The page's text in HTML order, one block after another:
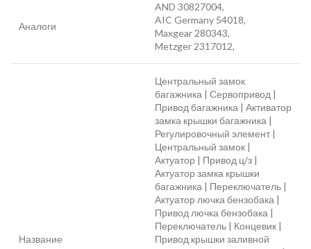
Аналоги
AND 30827004,
AIC Germany 54018,
Maxgear 280343,
Metzger 2317012,
Название
Центральный замок
багажника | Сервопривод |
Привод багажника | Активатор
замка крышки багажника |
Регулировочный элемент |
Центральный замок |
Актуатор | Привод ц/з |
Актуатор замка крышки
багажника | Переключатель |
Актуатор лючка бензобака |
Привод лючка бензобака |
Переключатель | Концевик |
Привод крышки заливной